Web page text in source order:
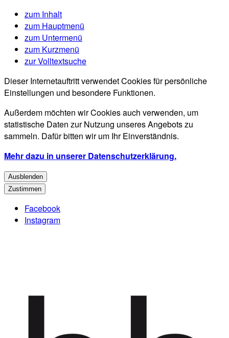
zum Inhalt
zum Hauptmenü
zum Untermenü
zum Kurzmenü
zur Volltextsuche
Dieser Internetauftritt verwendet Cookies für persönliche
Einstellungen und besondere Funktionen.
Außerdem möchten wir Cookies auch verwenden, um
statistische Daten zur Nutzung unseres Angebots zu
sammeln. Dafür bitten wir um Ihr Einverständnis.
Mehr dazu in unserer Datenschutzerklärung.
Ausblenden
Zustimmen
Facebook
Instagram